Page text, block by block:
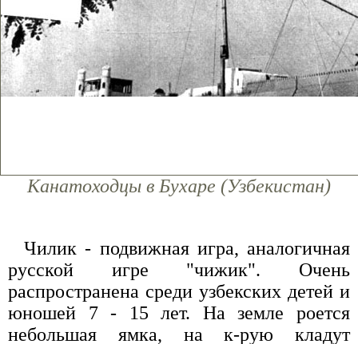
Канатоходцы в Бухаре (Узбекистан)
Чилик - подвижная игра, аналогичная
русской игре "чижик". Очень
распространена среди узбекских детей и
юношей 7 - 15 лет. На земле роется
небольшая ямка, на к-рую кладут